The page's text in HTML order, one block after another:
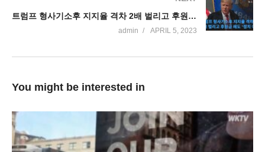
트럼프 형사기소후 지지율 격차 2배 벌리고 후원금 쇄도 ‘정치 이익’
admin APRIL 5, 2023
You might be interested in